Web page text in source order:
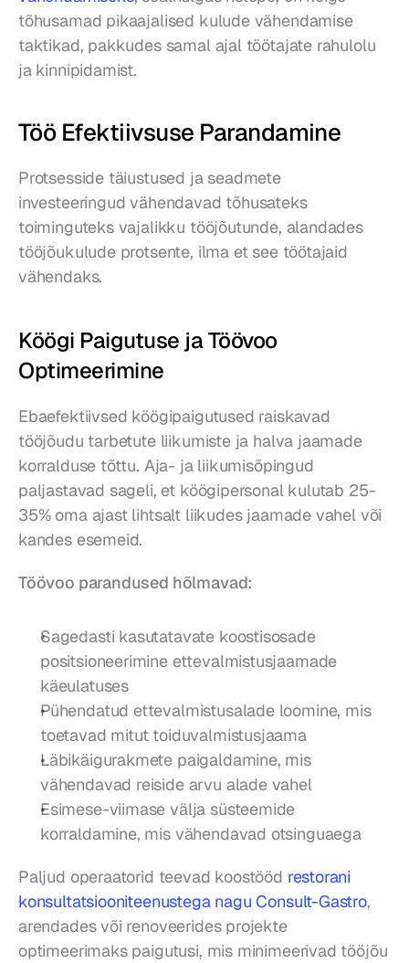
tõhusamad pikaajalised kulude vähendamise
taktikad, pakkudes samal ajal töötajate rahulolu
ja kinnipidamist.
Töö Efektiivsuse Parandamine
Protsesside täiustused ja seadmete
investeeringud vähendavad tõhusateks
toiminguteks vajalikku tööjõutunde, alandades
tööjõukulude protsente, ilma et see töötajaid
vähendaks.
Köögi Paigutuse ja Töövoo
Optimeerimine
Ebaefektiivsed köögipaigutused raiskavad
tööjõudu tarbetute liikumiste ja halva jaamade
korralduse tõttu. Aja- ja liikumisõpingud
paljastavad sageli, et köögipersonal kulutab 25-
35% oma ajast lihtsalt liikudes jaamade vahel või
kandes esemeid.
Töövoo parandused hõlmavad:
Sagedasti kasutatavate koostisosade
positsioneerimine ettevalmistusjaamade
käeulatuses
Pühendatud ettevalmistusalade loomine, mis
toetavad mitut toiduvalmistusjaama
Läbikäigurakmete paigaldamine, mis
vähendavad reiside arvu alade vahel
Esimese-viimase välja süsteemide
korraldamine, mis vähendavad otsinguaega
Paljud operaatorid teevad koostööd restorani
konsultatsiooniteenustega nagu Consult-Gastro,
arendades või renoveerides projekte
optimeerimaks paigutusi, mis minimeerivad tööjõu